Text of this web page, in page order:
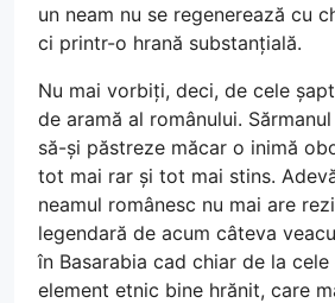
un neam nu se regenerează cu
ci printr-o hrană substanțială.
Nu mai vorbiți, deci, de cele
de aramă al românului.
să-și păstreze măcar o inimă
tot mai rar și tot mai stins.
neamul românesc nu mai are
legendară de acum câteva
în Basarabia cad chiar de la
element etnic bine hrănit, care